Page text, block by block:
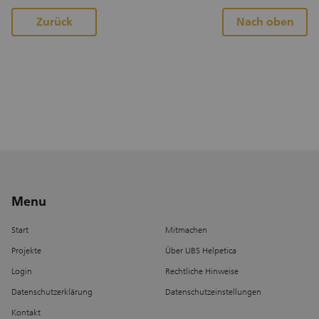
Arbeitsplätze im Teillohn als auch im Rahmen
von Einsatzprogrammen an und verbessern die
Arbeitsmarktchancen der Teilnehmenden.
Zurück Nach oben
Menu
Start Mitmachen
Projekte Über UBS Helpetica
Login Rechtliche Hinweise
Datenschutzerklärung Datenschutzeinstellungen
Kontakt